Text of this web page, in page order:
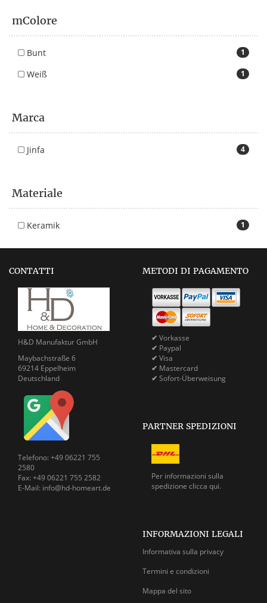
mColore
1
Bunt
1
Weiß
Marca
4
Jinfa
Materiale
1
Keramik
CONTATTI
H&D Manufaktur GmbH
Maybachstraße 6
69214 Eppelheim
Deutschland
Telefono: +49 06221 755
2580
Fax: +49 06221 755 2582
E-Mail: info@hd-homeart.de
METODI DI PAGAMENTO
✔ Vorkasse
✔ Paypal
✔ Visa
✔ Mastercard
✔ Sofort-Überweisung
PARTNER SPEDIZIONI
Per informazioni sulla
spedizione clicca qui.
INFORMAZIONI LEGALI
Informativa sulla privacy
Termini e condizioni
Mappa del sito